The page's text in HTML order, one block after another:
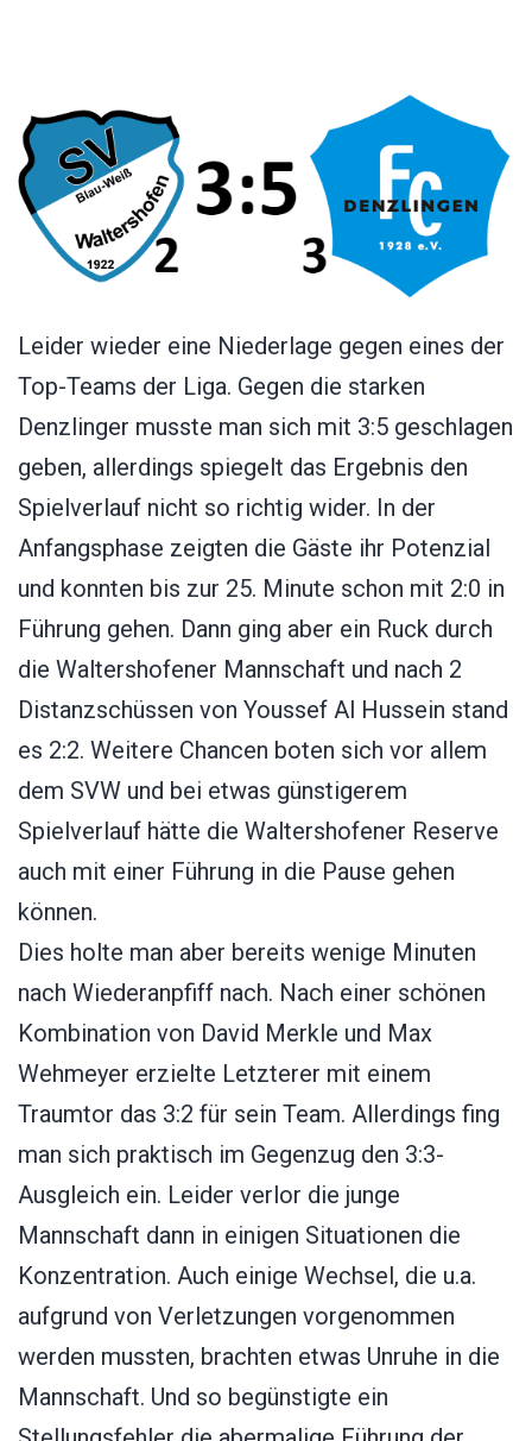
Leider wieder eine Niederlage gegen eines der
Top-Teams der Liga. Gegen die starken
Denzlinger musste man sich mit 3:5 geschlagen
geben, allerdings spiegelt das Ergebnis den
Spielverlauf nicht so richtig wider. In der
Anfangsphase zeigten die Gäste ihr Potenzial
und konnten bis zur 25. Minute schon mit 2:0 in
Führung gehen. Dann ging aber ein Ruck durch
die Waltershofener Mannschaft und nach 2
Distanzschüssen von Youssef Al Hussein stand
es 2:2. Weitere Chancen boten sich vor allem
dem SVW und bei etwas günstigerem
Spielverlauf hätte die Waltershofener Reserve
auch mit einer Führung in die Pause gehen
können.
Dies holte man aber bereits wenige Minuten
nach Wiederanpfiff nach. Nach einer schönen
Kombination von David Merkle und Max
Wehmeyer erzielte Letzterer mit einem
Traumtor das 3:2 für sein Team. Allerdings fing
man sich praktisch im Gegenzug den 3:3-
Ausgleich ein. Leider verlor die junge
Mannschaft dann in einigen Situationen die
Konzentration. Auch einige Wechsel, die u.a.
aufgrund von Verletzungen vorgenommen
werden mussten, brachten etwas Unruhe in die
Mannschaft. Und so begünstigte ein